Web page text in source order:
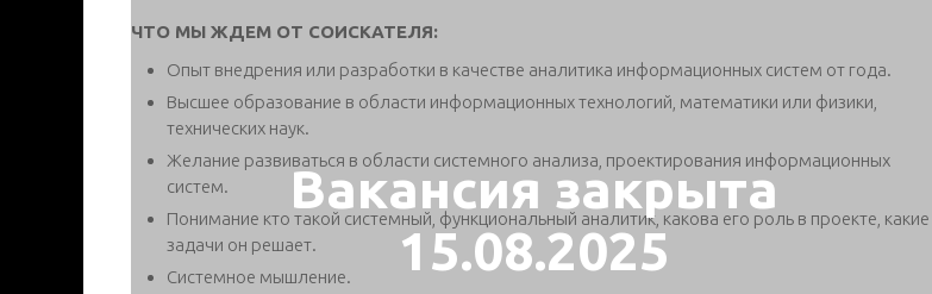
Вакансия закрыта
15.08.2025
ЧТО МЫ ЖДЕМ ОТ СОИСКАТЕЛЯ:
Опыт внедрения или разработки в качестве аналитика информационных систем от года.
Высшее образование в области информационных технологий, математики или физики,
технических наук.
Желание развиваться в области системного анализа, проектирования информационных
систем.
Понимание кто такой системный, функциональный аналитик, какова его роль в проекте, какие
задачи он решает.
Системное мышление.